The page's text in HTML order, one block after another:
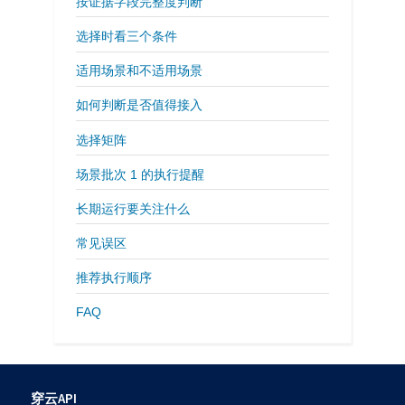
选择时看三个条件
适用场景和不适用场景
如何判断是否值得接入
选择矩阵
场景批次 1 的执行提醒
长期运行要关注什么
常见误区
推荐执行顺序
FAQ
穿云API